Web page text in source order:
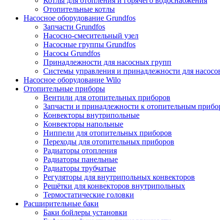
Отопительные котлы
Насосное оборудование Grundfos
Запчасти Grundfos
Насосно-смесительный узел
Насосные группы Grundfos
Насосы Grundfos
Принадлежности для насосных групп
Системы управления и принадлежности для
Насосное оборудование Wilo
Отопительные приборы
Вентили для отопительных приборов
Запчасти и принадлежности к отопительным
Конвекторы внутрипольные
Конвекторы напольные
Ниппели для отопительных приборов
Переходы для отопительных приборов
Радиаторы отопления
Радиаторы панельные
Радиаторы трубчатые
Регуляторы для внутрипольных конвекторов
Решётки для конвекторов внутрипольных
Термостатические головки
Расширительные баки
Баки бойлеры установки